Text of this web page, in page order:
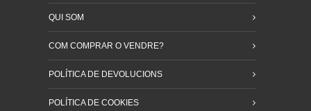
QUI SOM
COM COMPRAR O VENDRE?
POLÍTICA DE DEVOLUCIONS
POLÍTICA DE COOKIES